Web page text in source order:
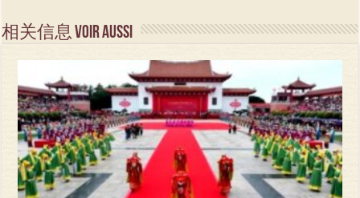
相关信息 Voir aussi